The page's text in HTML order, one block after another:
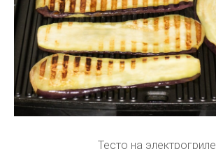
Тесто на электрогриле